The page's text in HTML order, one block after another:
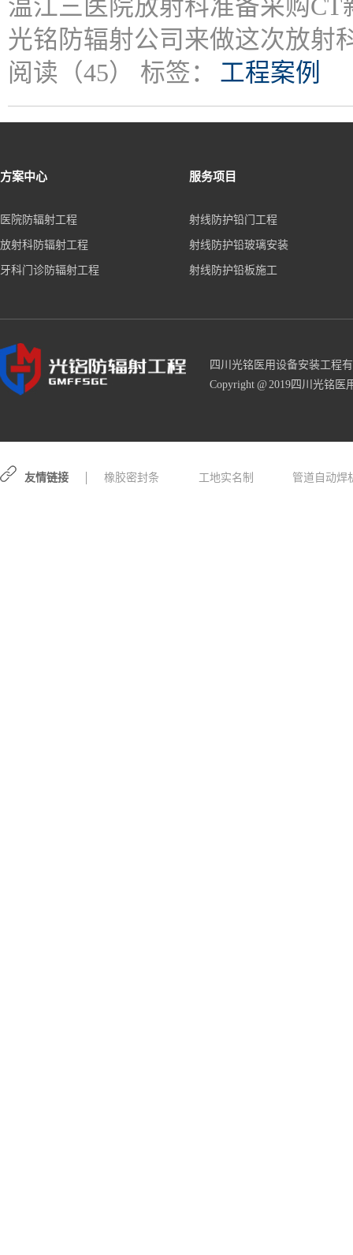
温江三医院放射科准备采购
光铭防辐射公司来做这次放射
阅读（45） 标签： 工程案例
方案中心
医院防辐射工程
放射科防辐射工程
牙科门诊防辐射工程
服务项目
射线防护铅门工程
射线防护铅玻璃安装
射线防护铅板施工
四川光铭医用设备安装工程
Copyright @ 2019四川光铭医
友情链接 橡胶密封条 工地实名制 管道自动焊